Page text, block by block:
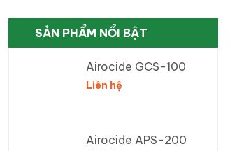
SẢN PHẨM NỔI BẬT
Airocide GCS-100
Liên hệ
Airocide APS-200